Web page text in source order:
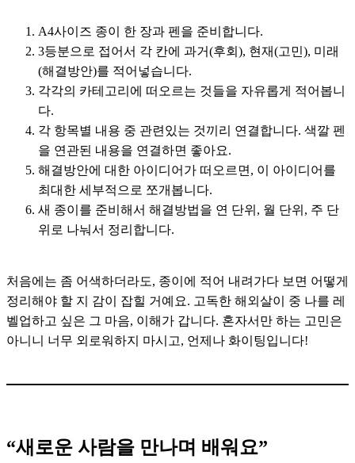
A4사이즈 종이 한 장과 펜을 준비합니다.
3등분으로 접어서 각 칸에 과거(후회), 현재(고민), 미래
(해결방안)를 적어넣습니다.
각각의 카테고리에 떠오르는 것들을 자유롭게 적어봅니
다.
각 항목별 내용 중 관련있는 것끼리 연결합니다. 색깔 펜
을 연관된 내용을 연결하면 좋아요.
해결방안에 대한 아이디어가 떠오르면, 이 아이디어를
최대한 세부적으로 쪼개봅니다.
새 종이를 준비해서 해결방법을 연 단위, 월 단위, 주 단
위로 나눠서 정리합니다.
처음에는 좀 어색하더라도, 종이에 적어 내려가다 보면 어떻게
정리해야 할 지 감이 잡힐 거예요. 고독한 해외살이 중 나를 레
벨업하고 싶은 그 마음, 이해가 갑니다. 혼자서만 하는 고민은
아니니 너무 외로워하지 마시고, 언제나 화이팅입니다!
“새로운 사람을 만나며 배워요”